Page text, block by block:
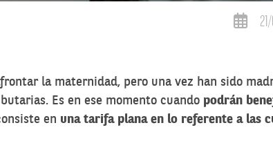
la maternidad, pero una vez han sido
Es en ese momento cuando podrán
en una tarifa plana en lo referente a las